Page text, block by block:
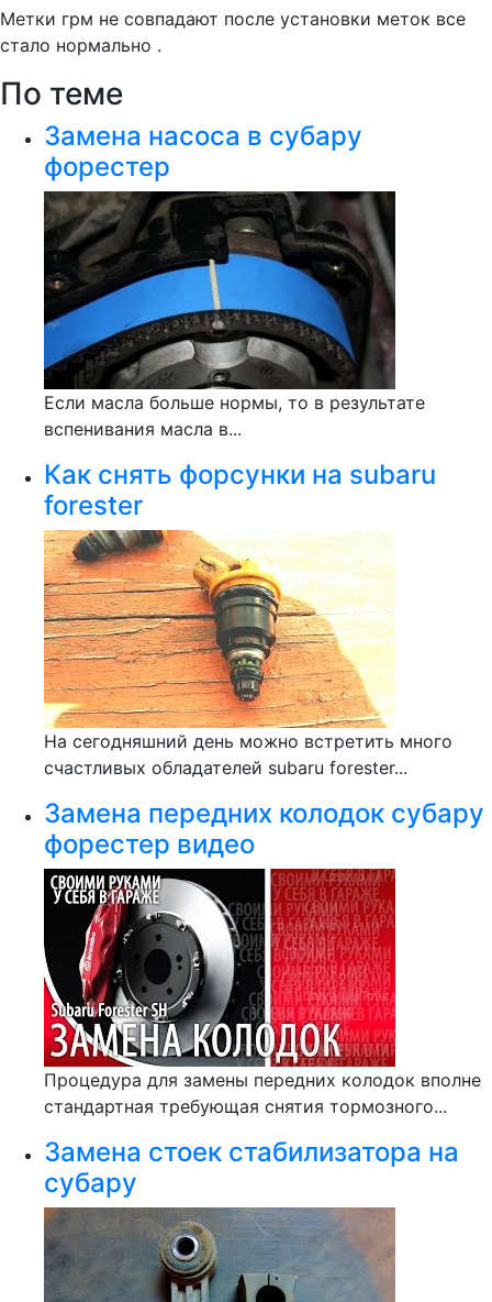
Метки грм не совпадают после установки меток все
стало нормально .
По теме
Замена насоса в субару
форестер
Если масла больше нормы, то в результате
вспенивания масла в...
Как снять форсунки на subaru
forester
На сегодняшний день можно встретить много
счастливых обладателей subaru forester...
Замена передних колодок субару
форестер видео
Процедура для замены передних колодок вполне
стандартная требующая снятия тормозного...
Замена стоек стабилизатора на
субару